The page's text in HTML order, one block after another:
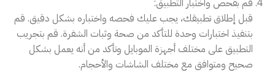
قم بفحص واختبار التطبيق:
قبل إطلاق تطبيقك، يجب عليك فحصه واختباره بشكل دقيق. قم
بتنفيذ اختبارات وحدة للتأكد من صحة وثبات الشفرة. قم بتجريب
التطبيق على مختلف أجهزة الموبايل وتأكد من أنه يعمل بشكل
صحيح ومتوافق مع مختلف الشاشات والأحجام.